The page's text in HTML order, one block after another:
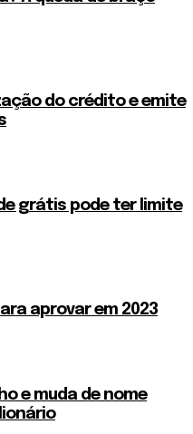
do crédito e emite
grátis pode ter limite
aprovar em 2023
e muda de nome